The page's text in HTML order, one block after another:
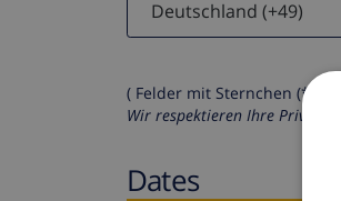
( Felder mit Sternchen (*)
Wir respektieren Ihre
Dates